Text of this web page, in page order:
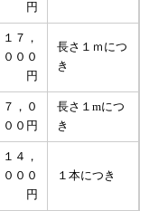
円
１７，
０００
円
長さ１ｍにつ
き
７，０
００円
長さ１mにつ
き
１４，
０００
円
１本につき